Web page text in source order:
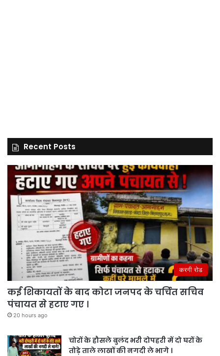
Recent Posts
करगी रोड
कई शिकायतों के बाद कोटा जनपद के चर्चित सचिव
पंचायत से हटाए गए ।
20 hours ago
चोरों के हौसले बुलंद भरी दोपहरी में दो घरों के
तोड़े ताले लाखों की नगदी ले भागे ।